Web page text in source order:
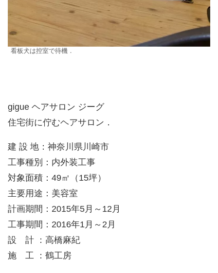
看板犬は控室で待機．
gigue ヘアサロン ジーグ
住宅街に佇むヘアサロン．
建 設 地：神奈川県川崎市
工事種別：内外装工事
対象面積：49㎡（15坪）
主要用途：美容室
計画期間：2015年5月～12月
工事期間：2016年1月～2月
設 計 ：高橋麻紀
施 工 ：鶴工房